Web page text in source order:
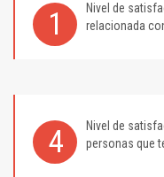
1 Nivel de
relacionada
4 Nivel de
personas que